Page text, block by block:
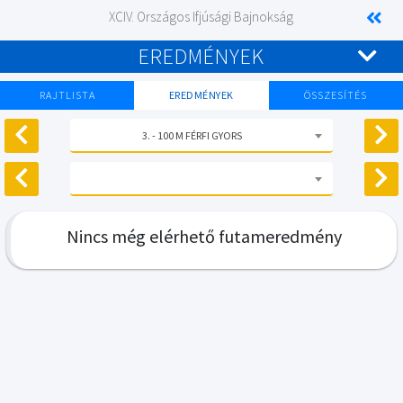
XCIV. Országos Ifjúsági Bajnokság
EREDMÉNYEK
RAJTLISTA EREDMÉNYEK ÖSSZESÍTÉS
3. - 100 M FÉRFI GYORS
Nincs még elérhető futameredmény